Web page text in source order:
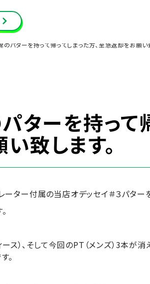
のパターを持って帰ってしまった方、至急返却をお願い
ターを持って
致します。
ター付属の当店オデッセイ＃３パター
ス）、そして今回のPT（メンズ）3本が
。